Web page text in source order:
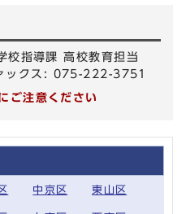
校指導課 高校教育担当
クス: 075-222-3751
ご注意ください
中京区 東山区